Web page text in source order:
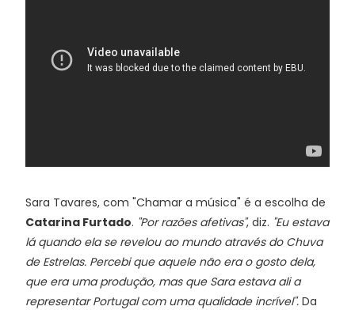
Sara Tavares, com "Chamar a música" é a escolha de
Catarina Furtado. "Por razões afetivas", diz. "Eu estava
lá quando ela se revelou ao mundo através do Chuva
de Estrelas. Percebi que aquele não era o gosto dela,
que era uma produção, mas que Sara estava ali a
representar Portugal com uma qualidade incrível". Da